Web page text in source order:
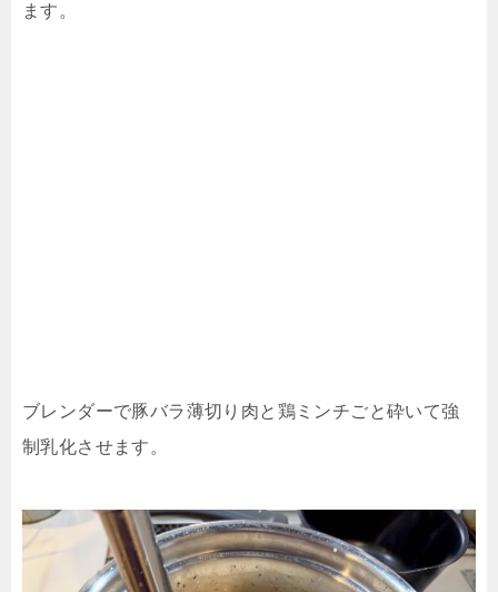
ます。
ブレンダーで豚バラ薄切り肉と鶏ミンチごと砕いて強
制乳化させます。